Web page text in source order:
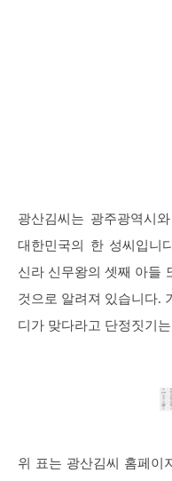
광산김씨는 광주광역시
대한민국의 한 성씨입니
신라 신무왕의 셋째 아들
것으로 알려져 있습니다.
디가 맞다라고 단정짓기
위 표는 광산김씨 홈페이